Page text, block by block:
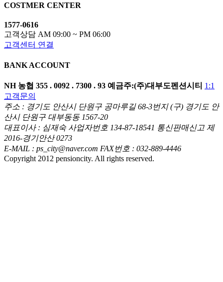
COSTMER CENTER
1577-0616
고객상담 AM 09:00 ~ PM 06:00
고객센터 연결
BANK ACCOUNT
NH 농협 355 . 0092 . 7300 . 93 예금주:(주)대부도펜션시티 1:1
고객문의
주소 : 경기도 안산시 단원구 공마루길 68-3번지 (구) 경기도 안
산시 단원구 대부동동 1567-20
대표이사 : 심재숙 사업자번호 134-87-18541 통신판매신고 제
2016-경기안산 0273
E-MAIL : ps_city@naver.com FAX번호 : 032-889-4446
Copyright 2012 pensioncity. All rights reserved.